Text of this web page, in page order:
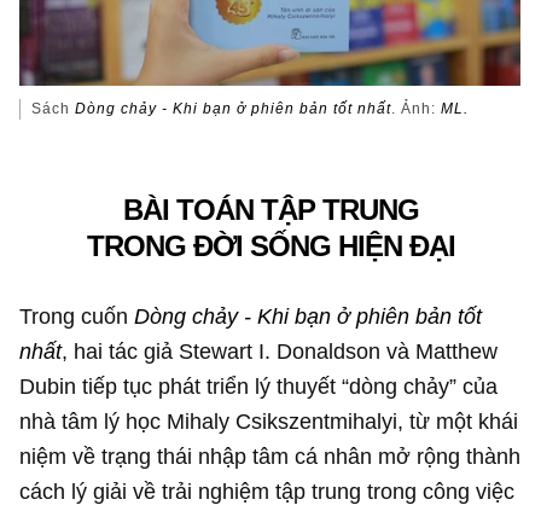
SáchDòng chảy - Khi bạn ở phiên bản tốt nhất . Ảnh:ML.
BÀI TOÁN TẬP TRUNG
TRONG ĐỜI SỐNG HIỆN ĐẠI
Trong cuốnDòng chảy - Khi bạn ở phiên bản tốt
nhất, hai tác giả Stewart I. Donaldson và Matthew
Dubin tiếp tục phát triển lý thuyết “dòng chảy” của
nhà tâm lý học Mihaly Csikszentmihalyi, từ một khái
niệm về trạng thái nhập tâm cá nhân mở rộng thành
cách lý giải về trải nghiệm tập trung trong công việc